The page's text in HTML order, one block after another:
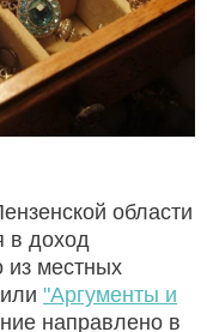
области
в доход
из местных
"Аргументы и
направлено в